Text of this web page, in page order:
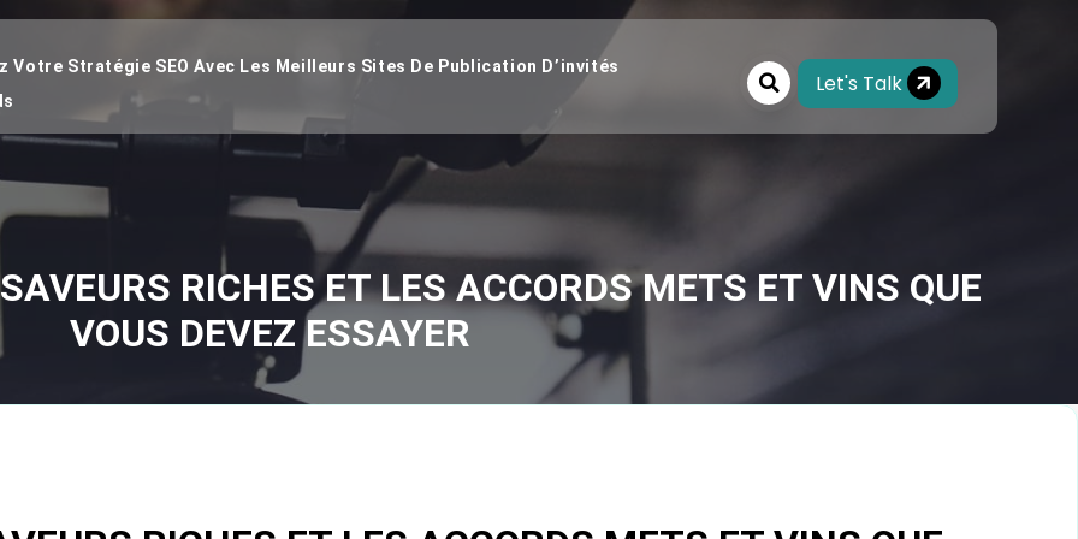
Votre Stratégie SEO Avec Les Meilleurs Sites De Publication D’invités
Let's Talk
RICHES ET LES ACCORDS METS ET VINS QUE
VOUS DEVEZ ESSAYER